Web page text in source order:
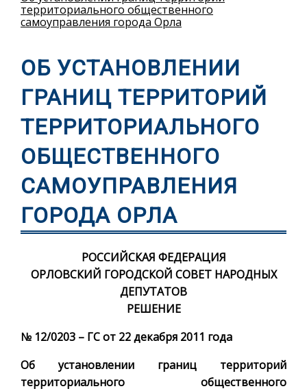
территориального общественного
самоуправления города Орла
ОБ УСТАНОВЛЕНИИ
ГРАНИЦ ТЕРРИТОРИЙ
ТЕРРИТОРИАЛЬНОГО
ОБЩЕСТВЕННОГО
САМОУПРАВЛЕНИЯ
ГОРОДА ОРЛА
РОССИЙСКАЯ ФЕДЕРАЦИЯ
ОРЛОВСКИЙ ГОРОДСКОЙ СОВЕТ НАРОДНЫХ
ДЕПУТАТОВ
РЕШЕНИЕ
№ 12/0203 – ГС от 22 декабря 2011 года
Об установлении границ территорий
территориального общественного